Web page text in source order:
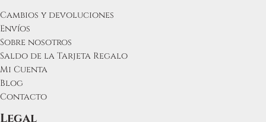
Cambios y devoluciones
Envíos
Sobre nosotros
Saldo de la Tarjeta Regalo
Mi Cuenta
Blog
Contacto
Legal